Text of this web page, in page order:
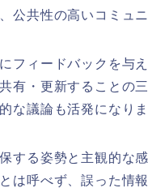
公共性の高いコミュ
フィードバックを与
有・更新することの
な議論も活発になりま
する姿勢と主観的な
は呼べず、誤った情